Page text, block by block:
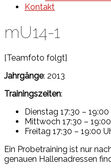
Kontakt
mU14-1
[Teamfoto folgt]
Jahrgänge: 2013
Trainingszeiten:
Dienstag 17:30 –
Mittwoch 17:30 –
Freitag 17:30 – 19:00
Ein Probetraining ist nur
genauen Hallenadressen